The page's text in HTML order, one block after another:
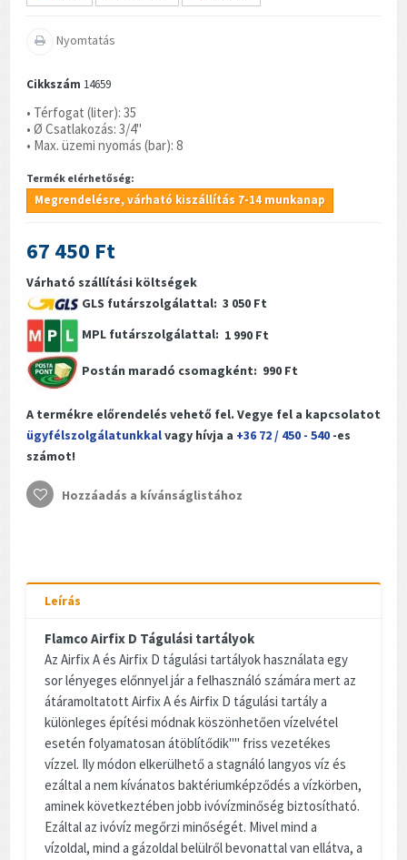
Nyomtatás
Cikkszám 14659
• Térfogat (liter): 35
• Ø Csatlakozás: 3/4"
• Max. üzemi nyomás (bar): 8
Termék elérhetőség:
Megrendelésre, várható kiszállítás 7-14 munkanap
67 450 Ft
Várható szállítási költségek
GLS futárszolgálattal: 3 050 Ft
MPL futárszolgálattal: 1 990 Ft
Postán maradó csomagként: 990 Ft
A termékre előrendelés vehető fel. Vegye fel a kapcsolatot
ügyfélszolgálatunkkalvagy hívja a +36 72 / 450 - 540 -es
számot!
Hozzáadás a kívánságlistához
Leírás
Flamco Airfix D Tágulási tartályok
Az Airfix A és Airfix D tágulási tartályok használata egy
sor lényeges előnnyel jár a felhasználó számára mert az
átáramoltatott Airfix A és Airfix D tágulási tartály a
különleges építési módnak köszönhetően vízelvétel
esetén folyamatosan átöblítődik"" friss vezetékes
vízzel. Ily módon elkerülhető a stagnáló langyos víz és
ezáltal a nem kívánatos baktériumképződés a vízkörben,
aminek következtében jobb ivóvízminőség biztosítható.
Ezáltal az ivóvíz megőrzi minőségét. Mivel mind a
vízoldal, mind a gázoldal belülről bevonattal van ellátva, a